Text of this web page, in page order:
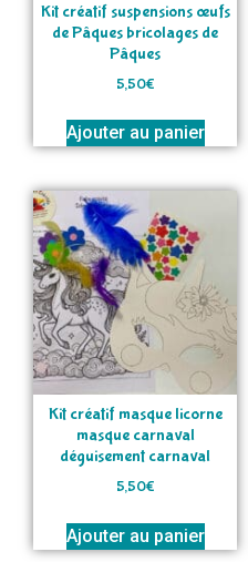
Kit créatif suspensions œufs
de Pâques bricolages de
Pâques
5,50€
Ajouter au panier
Kit créatif masque licorne
masque carnaval
déguisement carnaval
5,50€
Ajouter au panier